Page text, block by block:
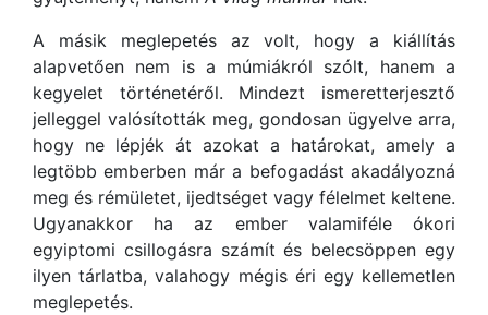
A másik meglepetés az volt, hogy a kiállítás
alapvetően nem is a múmiákról szólt, hanem a
kegyelet történetéről. Mindezt ismeretterjesztő
jelleggel valósították meg, gondosan ügyelve arra,
hogy ne lépjék át azokat a határokat, amely a
legtöbb emberben már a befogadást akadályozná
meg és rémületet, ijedtséget vagy félelmet keltene.
Ugyanakkor ha az ember valamiféle ókori
egyiptomi csillogásra számít és belecsöppen egy
ilyen tárlatba, valahogy mégis éri egy kellemetlen
meglepetés.